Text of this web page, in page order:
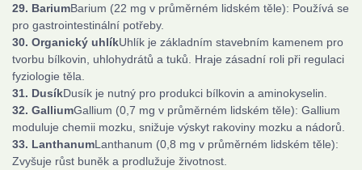
29. BariumBarium (22 mg v průměrném lidském těle): Používá se
pro gastrointestinální potřeby.
30. Organický uhlíkUhlík je základním stavebním kamenem pro
tvorbu bílkovin, uhlohydrátů a tuků. Hraje zásadní roli při regulaci
fyziologie těla.
31. DusíkDusík je nutný pro produkci bílkovin a aminokyselin.
32. GalliumGallium (0,7 mg v průměrném lidském těle): Gallium
moduluje chemii mozku, snižuje výskyt rakoviny mozku a nádorů.
33. LanthanumLanthanum (0,8 mg v průměrném lidském těle):
Zvyšuje růst buněk a prodlužuje životnost.